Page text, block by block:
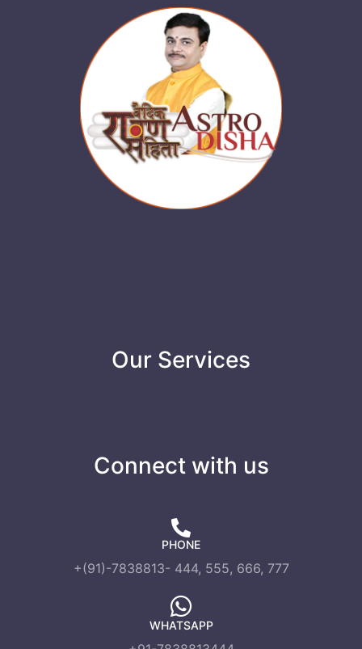
Our Services
Connect with us
PHONE
+(91)-7838813- 444, 555, 666, 777
WHATSAPP